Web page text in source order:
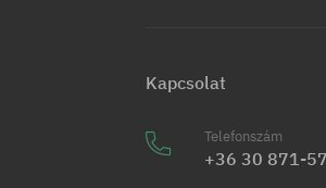
Kapcsolat
Telefonszám
+36 30 871-